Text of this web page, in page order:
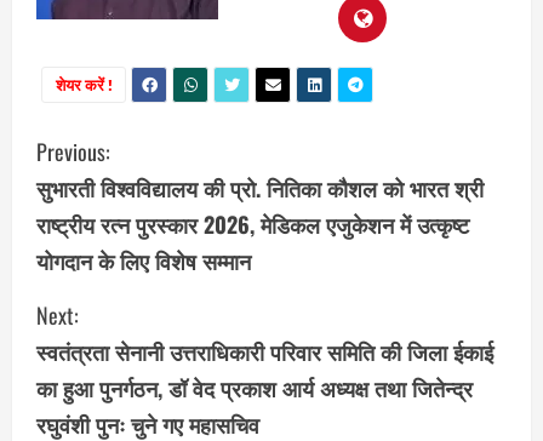
शेयर करें !
C
o
n
t
i
n
Previous:
सुभारती विश्वविद्यालय की प्रो. नितिका कौशल को भारत श्री
राष्ट्रीय रत्न पुरस्कार 2026, मेडिकल एजुकेशन में उत्कृष्ट
योगदान के लिए विशेष सम्मान
Next:
स्वतंत्रता सेनानी उत्तराधिकारी परिवार समिति की जिला ईकाई
का हुआ पुनर्गठन, डॉ वेद प्रकाश आर्य अध्यक्ष तथा जितेन्द्र
रघुवंशी पुनः चुने गए महासचिव